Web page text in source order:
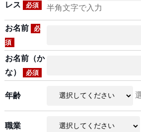
レス
必須 半角文字で入力
お名前
必
須
お名前（か
な）
必須
年齢
職業